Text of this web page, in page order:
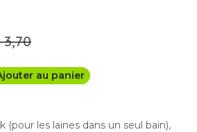
3,70
au panier
(pour les laines dans un seul bain),